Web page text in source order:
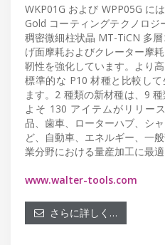
WKP01G および WPP05G に
Gold コーティングテクノロ
稠密微細柱状晶 MT-TiCN 多
げ面摩耗およびクレーター摩
靭性を強化しています。より
標準的な P10 材種と比較し
ます。2 種類の新材種は、9
よそ 130 アイテムがリリー
品、歯車、ローターハブ、シ
ど、自動車、エネルギー、一
業分野における量産加工に最適
www.walter-tools.com
さらに詳しく…